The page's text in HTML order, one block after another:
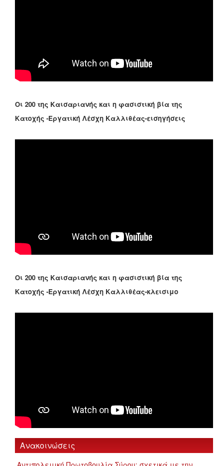
Οι 200 της Καισαριανής και η φασιστική βία της
Κατοχής -Εργατική Λέσχη Καλλιθέας-εισηγήσεις
Οι 200 της Καισαριανής και η φασιστική βία της
Κατοχής -Εργατική Λέσχη Καλλιθέας-κλεισιμο
Ανακοινώσεις